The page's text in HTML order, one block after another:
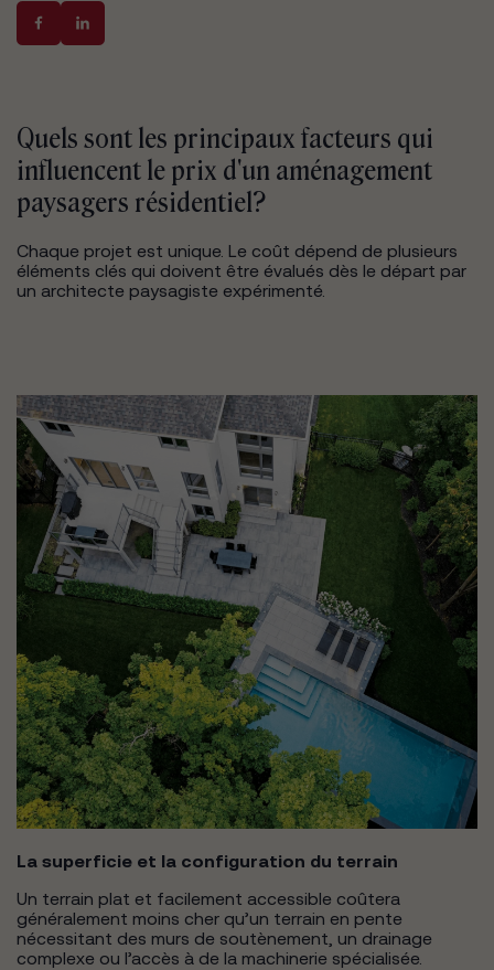
Quels sont les principaux facteurs qui
influencent le prix d'un aménagement
paysagers résidentiel?
Chaque projet est unique. Le coût dépend de plusieurs
éléments clés qui doivent être évalués dès le départ par
un architecte paysagiste expérimenté.
La superficie et la configuration du terrain
Un terrain plat et facilement accessible coûtera
généralement moins cher qu’un terrain en pente
nécessitant des murs de soutènement, un drainage
complexe ou l’accès à de la machinerie spécialisée.